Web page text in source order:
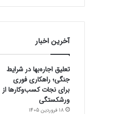
آخرین اخبار
تعلیق اجاره‌بها در شرایط
جنگی؛ راهکاری فوری
برای نجات کسب‌وکارها از
ورشکستگی
18 فروردین 1405